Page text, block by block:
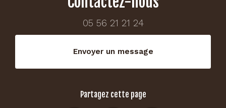
05 56 21 21 24
Envoyer un message
Partagez cette page